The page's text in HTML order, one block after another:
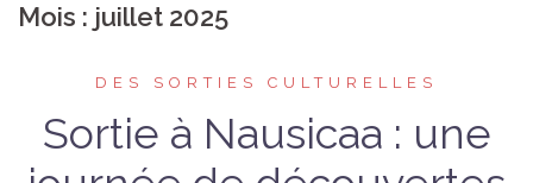
Mois : juillet 2025
DES SORTIES CULTURELLES
Sortie à Nausicaa : une